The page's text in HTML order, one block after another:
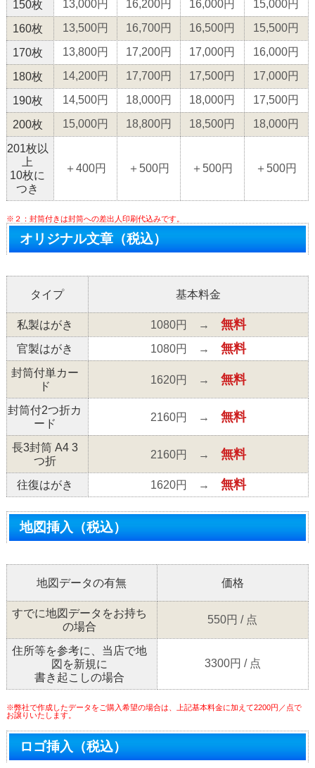
150枚 13,000円 16,200円 16,000円 15,000円
160枚 13,500円 16,700円 16,500円 15,500円
170枚 13,800円 17,200円 17,000円 16,000円
180枚 14,200円 17,700円 17,500円 17,000円
190枚 14,500円 18,000円 18,000円 17,500円
200枚 15,000円 18,800円 18,500円 18,000円
201枚以
上
10枚に
つき
＋400円 ＋500円 ＋500円 ＋500円
※２：封筒付きは封筒への差出人印刷代込みです。
オリジナル文章（税込）
タイプ 基本料金
私製はがき 1080円 → 無料
官製はがき 1080円 → 無料
封筒付単カー
ド
1620円 → 無料
封筒付2つ折カ
ード
2160円 → 無料
長3封筒 A4 3
つ折
2160円 → 無料
往復はがき 1620円 → 無料
地図挿入（税込）
地図データの有無 価格
すでに地図データをお持ち
の場合
550円 / 点
住所等を参考に、当店で地
図を新規に
書き起こしの場合
3300円 / 点
※弊社で作成したデータをご購入希望の場合は、上記基本料金に加えて2200円／点で
お譲りいたします。
ロゴ挿入（税込）